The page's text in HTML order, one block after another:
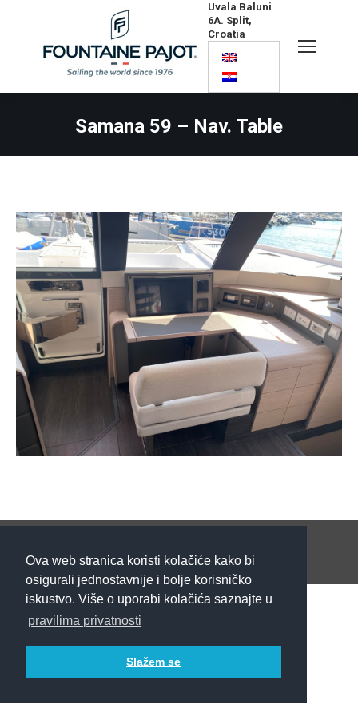
Ova web stranica koristi kolačiće kako bi
osigurali jednostavnije i bolje korisničko
iskustvo. Više o uporabi kolačića saznajte u
pravilima privatnosti
Slažem se
Uvala Baluni
6A. Split,
Croatia
Samana 59 – Nav. Table
Footer HR
Izrada web stranica - Insieme